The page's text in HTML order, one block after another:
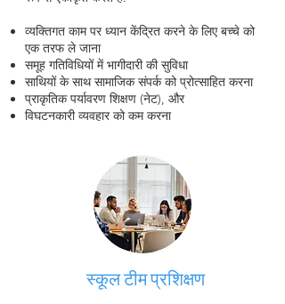
व्यक्तिगत काम पर ध्यान केंद्रित करने के लिए बच्चे को
एक तरफ ले जाना
समूह गतिविधियों में भागीदारी की सुविधा
साथियों के साथ सामाजिक संपर्क को प्रोत्साहित करना
प्राकृतिक पर्यावरण शिक्षण (नेट), और
विघटनकारी व्यवहार को कम करना
स्कूल टीम प्रशिक्षण